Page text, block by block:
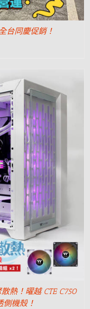
台同慶促銷！
熱！曜越 CTE C750
側機殼！